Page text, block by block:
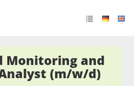
Monitoring and
(m/w/d)